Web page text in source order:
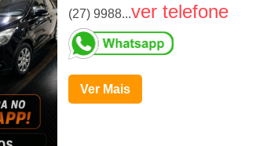
(27) 9988...ver telefone
Ver Mais